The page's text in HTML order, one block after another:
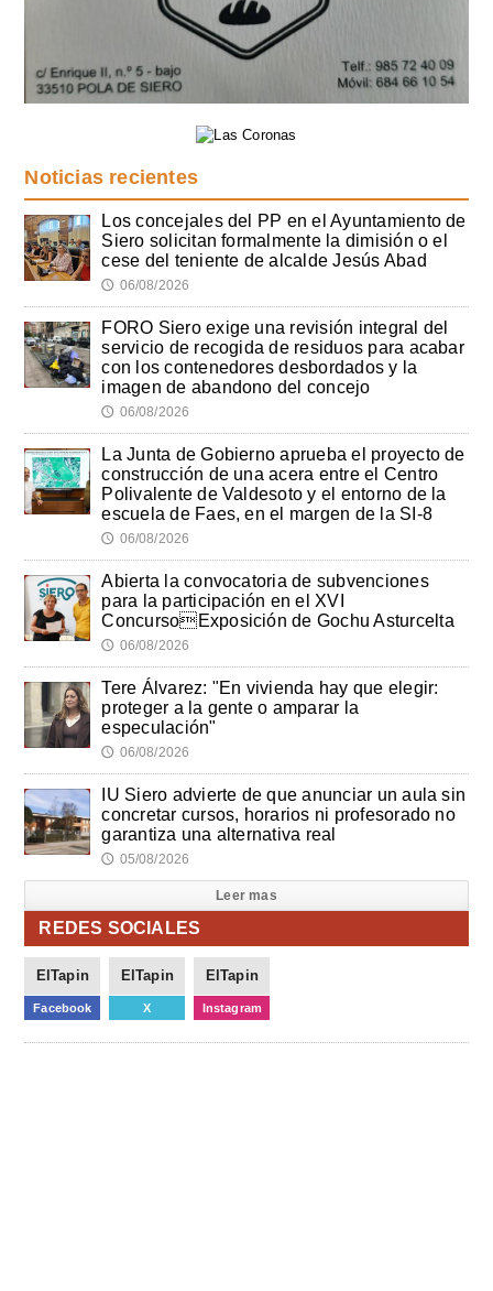
Noticias recientes
Los concejales del PP en el Ayuntamiento de
Siero solicitan formalmente la dimisión o el
cese del teniente de alcalde Jesús Abad
🕔 06/08/2026
FORO Siero exige una revisión integral del
servicio de recogida de residuos para acabar
con los contenedores desbordados y la
imagen de abandono del concejo
🕔 06/08/2026
La Junta de Gobierno aprueba el proyecto de
construcción de una acera entre el Centro
Polivalente de Valdesoto y el entorno de la
escuela de Faes, en el margen de la SI-8
🕔 06/08/2026
Abierta la convocatoria de subvenciones
para la participación en el XVI
ConcursoExposición de Gochu Asturcelta
🕔 06/08/2026
Tere Álvarez: "En vivienda hay que elegir:
proteger a la gente o amparar la
especulación"
🕔 06/08/2026
IU Siero advierte de que anunciar un aula sin
concretar cursos, horarios ni profesorado no
garantiza una alternativa real
🕔 05/08/2026
Leer mas
REDES SOCIALES
ElTapin
Facebook
ElTapin
X
ElTapin
Instagram